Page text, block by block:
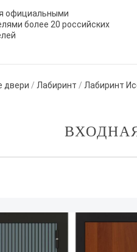
официальными
более 20 российских
двери / Лабиринт / Лабиринт